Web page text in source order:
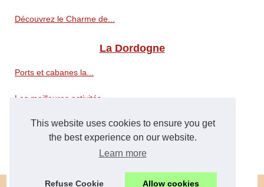
This website uses cookies to ensure you get
the best experience on our website.
Learn more
Refuse Cookie Allow cookies
Découvrez le Charme de...
La Dordogne
Ports et cabanes la...
Les meilleures activités...
Observer la faune et la flore...
Que visiter autour d'hossegor...